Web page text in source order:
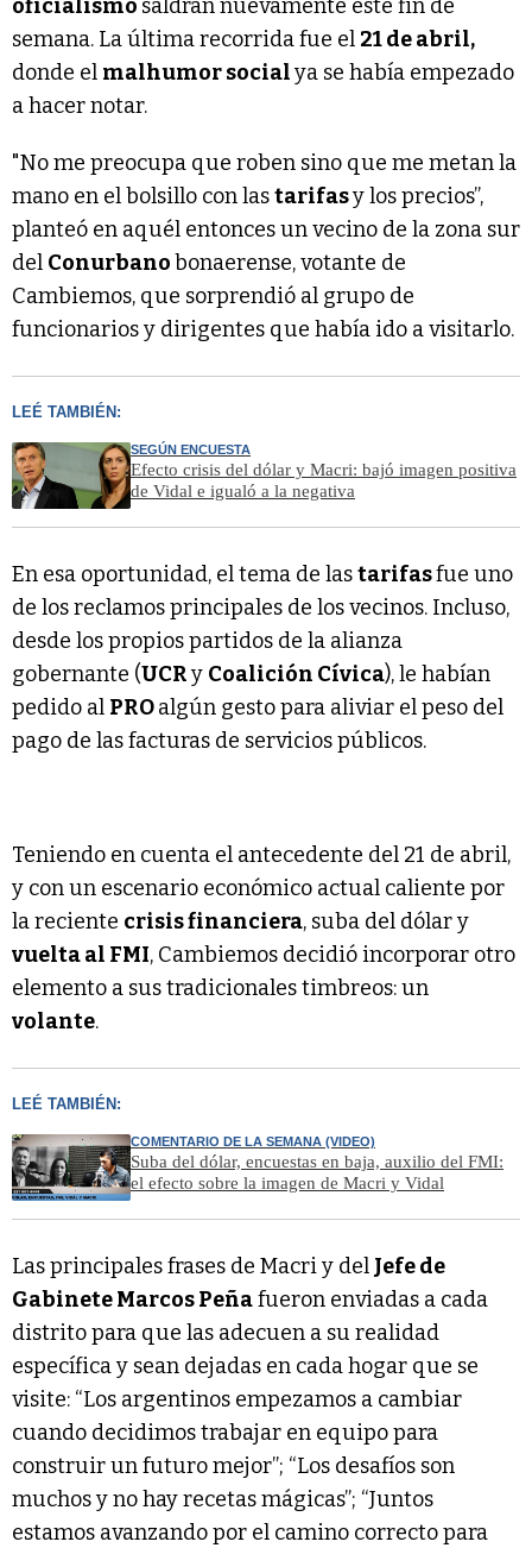
oficialismo saldrán nuevamente este fin de
semana. La última recorrida fue el 21 de abril,
donde el malhumor socialya se había empezado
a hacer notar.
"No me preocupa que roben sino que me metan la
mano en el bolsillo con lastarifasy los precios”,
planteó en aquél entonces un vecino de la zona sur
del Conurbanobonaerense, votante de
Cambiemos, que sorprendió al grupo de
funcionarios y dirigentes que había ido a visitarlo.
LEÉ TAMBIÉN:
SEGÚN ENCUESTA
Efecto crisis del dólar y Macri: bajó imagen positiva
de Vidal e igualó a la negativa
En esa oportunidad, el tema de lastarifasfue uno
de los reclamos principales de los vecinos. Incluso,
desde los propios partidos de la alianza
gobernante (UCRy Coalición Cívica), le habían
pedido al PROalgún gesto para aliviar el peso del
pago de las facturas de servicios públicos.
Teniendo en cuenta el antecedente del 21 de abril,
y con un escenario económico actual caliente por
la reciente crisis financiera, suba del dólar y
vuelta al FMI, Cambiemos decidió incorporar otro
elemento a sus tradicionales timbreos: un
volante.
LEÉ TAMBIÉN:
COMENTARIO DE LA SEMANA (VIDEO)
Suba del dólar, encuestas en baja, auxilio del FMI:
el efecto sobre la imagen de Macri y Vidal
Las principales frases de Macri y del Jefe de
Gabinete Marcos Peñafueron enviadas a cada
distrito para que las adecuen a su realidad
específica y sean dejadas en cada hogar que se
visite: “Los argentinos empezamos a cambiar
cuando decidimos trabajar en equipo para
construir un futuro mejor”; “Los desafíos son
muchos y no hay recetas mágicas”; “Juntos
estamos avanzando por el camino correcto para